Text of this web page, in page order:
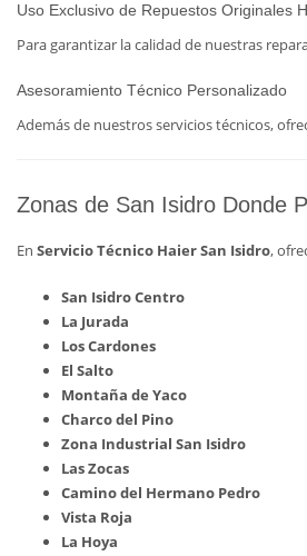
Uso Exclusivo de Repuestos Originales
Para garantizar la calidad de nuestras
Asesoramiento Técnico Personalizado
Además de nuestros servicios técnicos,
Zonas de San Isidro Donde
En Servicio Técnico Haier San Isidro,
San Isidro Centro
La Jurada
Los Cardones
El Salto
Montaña de Yaco
Charco del Pino
Zona Industrial San Isidro
Las Zocas
Camino del Hermano Pedro
Vista Roja
La Hoya